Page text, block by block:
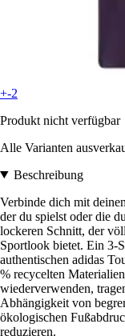
+-2
Produkt nicht verfügbar
Alle Varianten
Beschreibung
Verbinde dich mit
der du spielst oder die
lockeren Schnitt, der
Sportlook bietet. Ein 3-
authentischen adidas
% recycelten
wiederverwenden,
Abhängigkeit von
ökologischen
reduzieren.